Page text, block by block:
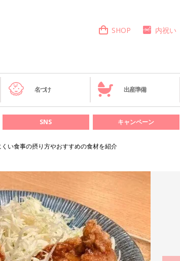
SHOP 内祝い
名づけ 出産準備
SNS キャンペーン
い食事の摂り方やおすすめの食材を紹介